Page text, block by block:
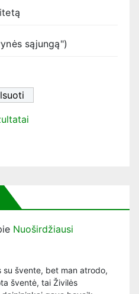
sąjungą")
Nuoširdžiausi
su švente, bet man atrodo,
šventė, tai Živilės